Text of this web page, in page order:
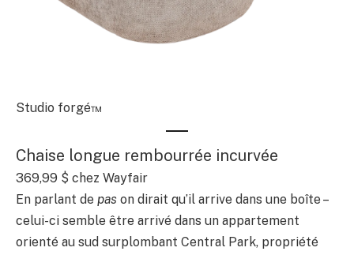
Studio forgé™
Chaise longue rembourrée incurvée
369,99 $ chez Wayfair
En parlant de pas on dirait qu’il arrive dans une boîte –
celui-ci semble être arrivé dans un appartement
orienté au sud surplombant Central Park, propriété